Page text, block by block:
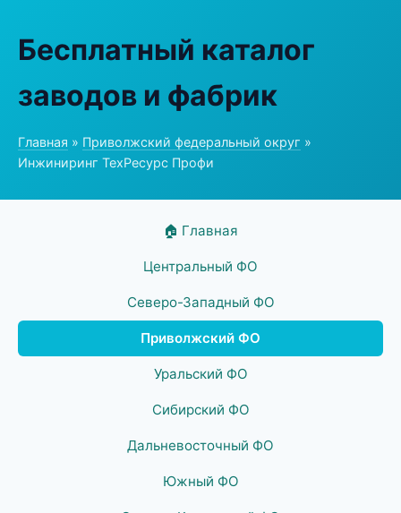
Бесплатный каталог
заводов и фабрик
Главная » Приволжский федеральный округ »
Инжиниринг ТехРесурс Профи
🏠 Главная
Центральный ФО
Северо-Западный ФО
Приволжский ФО
Уральский ФО
Сибирский ФО
Дальневосточный ФО
Южный ФО